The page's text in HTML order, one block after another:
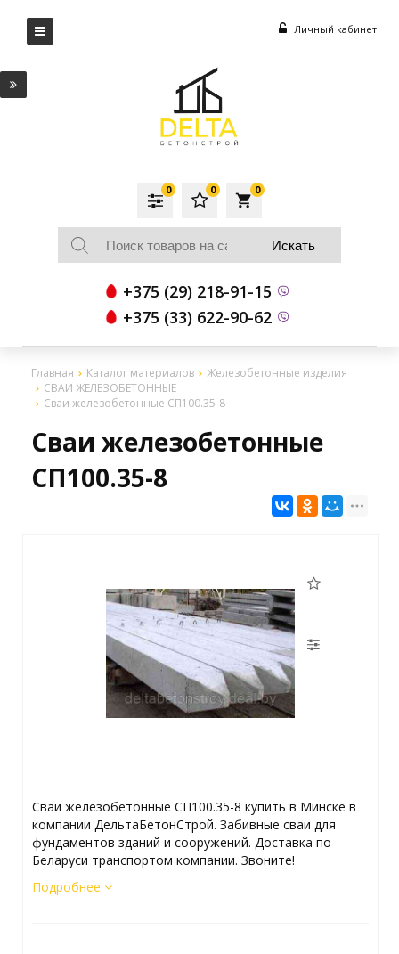
Личный кабинет
local_grocery_store
0
0
0
+375 (29) 218-91-15
+375 (33) 622-90-62
Главная Каталог материалов
Железобетонные изделия
СВАИ ЖЕЛЕЗОБЕТОННЫЕ
Сваи железобетонные СП100.35-8
Сваи железобетонные
СП100.35-8
Сваи железобетонные СП100.35-8 купить в Минске в
компании ДельтаБетонСтрой. Забивные сваи для
фундаментов зданий и сооружений. Доставка по
Беларуси транспортом компании. Звоните!
Подробнее